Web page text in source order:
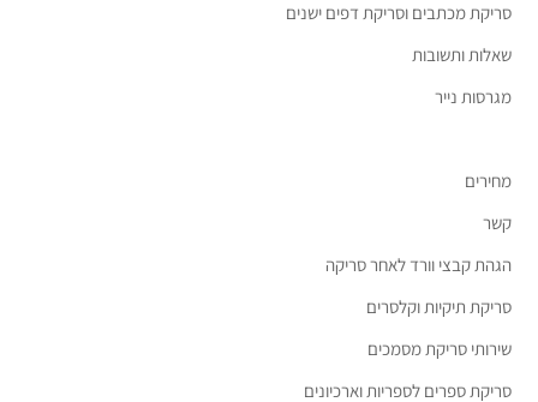
סריקת מכתבים וסריקת דפים ישנים
שאלות ותשובות
מגרסות נייר
מחירים
קשר
הגהת קבצי וורד לאחר סריקה
סריקת תיקיות וקלסרים
שירותי סריקת מסמכים
סריקת ספרים לספריות וארכיונים